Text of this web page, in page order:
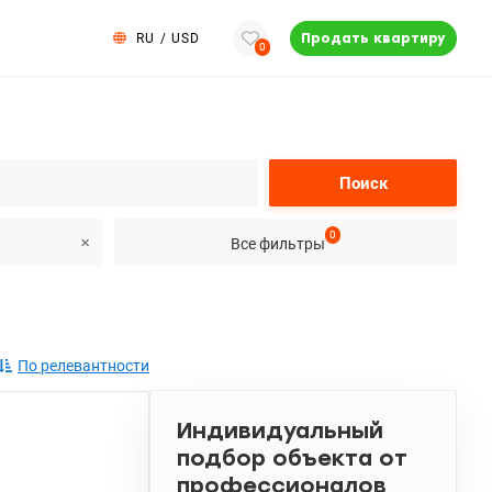
RU / USD
0
Продать квартиру
Поиск
Все фильтры
0
По релевантности
Индивидуальный
подбор объекта от
профессионалов